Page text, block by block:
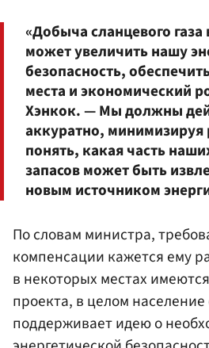
«Добыча сланцевого
может увеличить нашу
безопасность,
места и экономический
Хэнкок. — Мы должны
аккуратно, минимизируя
понять, какая часть
запасов может быть
новым источником
По словам министра,
компенсации кажется ему
в некоторых местах
проекта, в целом
поддерживает идею о